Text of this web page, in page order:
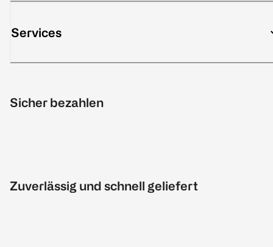
Services
Sicher bezahlen
Zuverlässig und schnell geliefert